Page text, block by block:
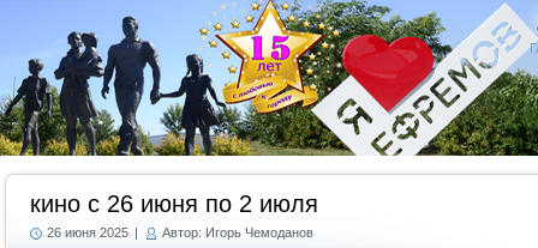
кино с 26 июня по 2 июля
26 июня 2025 | Автор: Игорь Чемоданов